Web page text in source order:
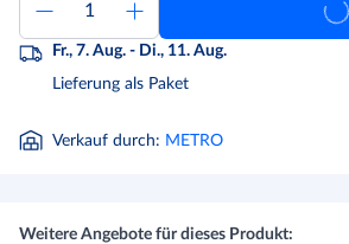
Fr., 7. Aug. - Di., 11. Aug.
Lieferung als Paket
Verkauf durch: METRO
Weitere Angebote für dieses Produkt: